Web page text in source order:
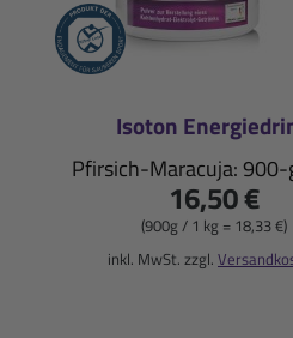
Isoton
Pfirsich-Maracuja:
16,50 €
(900g / 1 kg = 18,33 €)
inkl. MwSt. zzgl.